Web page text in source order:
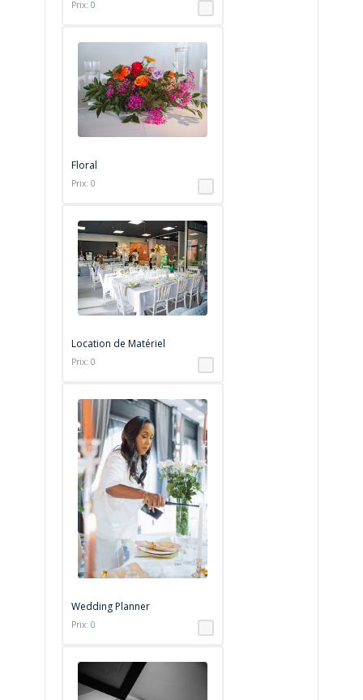
Prix: 0
Floral
Prix: 0
Location de Matériel
Prix: 0
Wedding Planner
Prix: 0